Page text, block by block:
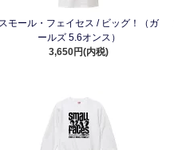
スモール・フェイセス / ビッグ！（ガ
ールズ 5.6オンス）
3,650円(内税)